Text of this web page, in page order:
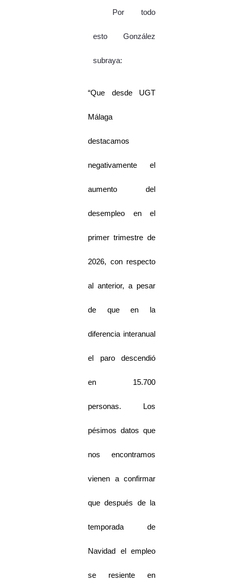
Por todo
esto González
subraya:
“Que desde UGT
Málaga
destacamos
negativamente el
aumento del
desempleo en el
primer trimestre de
2026, con respecto
al anterior, a pesar
de que en la
diferencia interanual
el paro descendió
en 15.700
personas. Los
pésimos datos que
nos encontramos
vienen a confirmar
que después de la
temporada de
Navidad el empleo
se resiente en